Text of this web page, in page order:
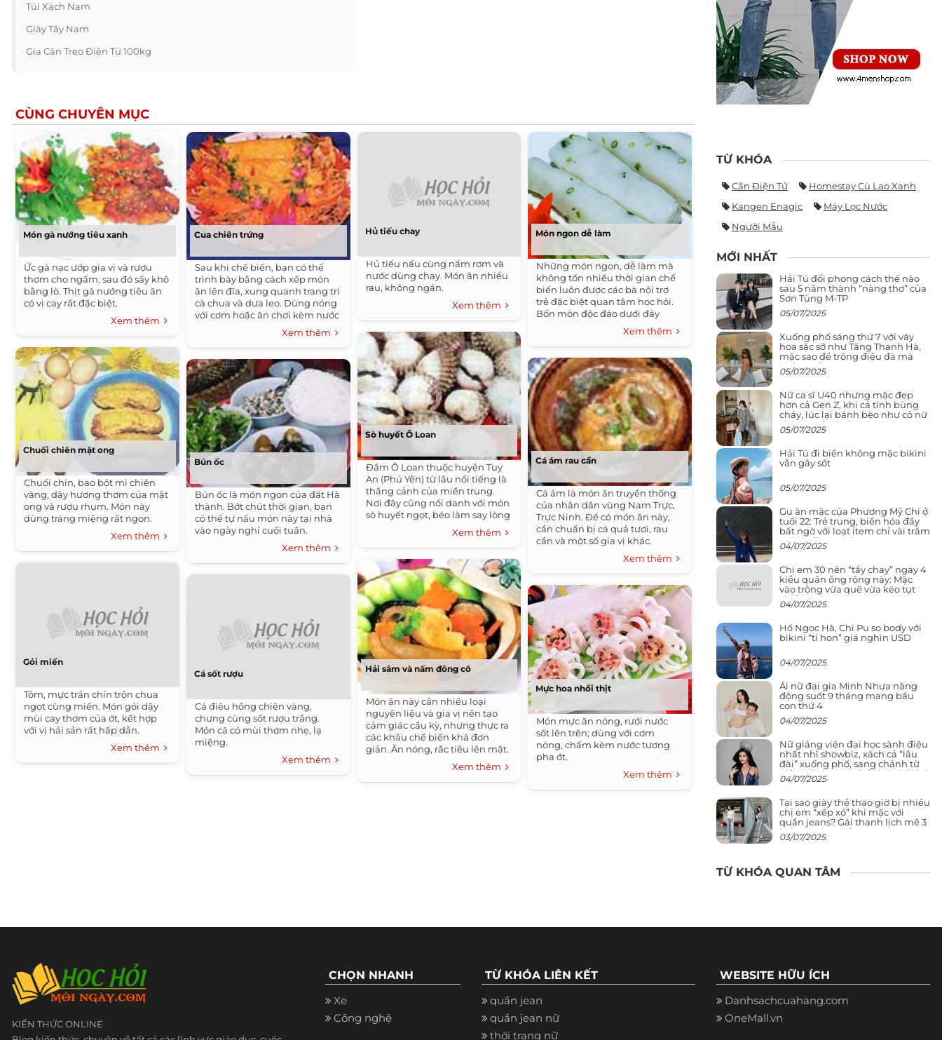
Túi Xách Nam
Giày Tây Nam
Gia Cân Treo Điện Tử 100kg
CÙNG CHUYÊN MỤC
Món gà nướng tiêu xanh
Ức gà nạc ướp gia vị và rượu
thơm cho ngấm, sau đó sấy khô
bằng lò. Thịt gà nướng tiêu ăn
có vị cay rất đặc biệt.
Xem thêm
Chuối chiên mật ong
Chuối chín, bao bột mì chiên
vàng, dậy hương thơm của mật
ong và rượu rhum. Món này
dùng tráng miệng rất ngon.
Xem thêm
Gỏi miến
Tôm, mực trần chín trộn chua
ngọt cùng miến. Món gỏi dậy
mùi cay thơm của ớt, kết hợp
với vị hải sản rất hấp dẫn.
Xem thêm
Cua chiên trứng
Sau khi chế biến, bạn có thể
trình bày bằng cách xếp món
ăn lên đĩa, xung quanh trang trí
cà chua và dưa leo. Dùng nóng
với cơm hoặc ăn chơi kèm nước
Xem thêm
Bún ốc
Bún ốc là món ngon của đất Hà
thành. Bớt chút thời gian, bạn
có thể tự nấu món này tại nhà
vào ngày nghỉ cuối tuần.
Xem thêm
Cá sốt rượu
Cá điêu hồng chiên vàng,
chưng cùng sốt rượu trắng.
Món cá có mùi thơm nhẹ, lạ
miệng.
Xem thêm
Hủ tiếu chay
Hủ tiếu nấu cùng nấm rơm và
nước dùng chay. Món ăn nhiều
rau, không ngán.
Xem thêm
Sò huyết Ô Loan
Đầm Ô Loan thuộc huyện Tuy
An (Phú Yên) từ lâu nổi tiếng là
thắng cảnh của miền trung.
Nơi đây cũng nổi danh với món
sò huyết ngọt, béo làm say lòng
Xem thêm
Hải sâm và nấm đông cô
Món ăn này cần nhiều loại
nguyên liệu và gia vị nên tạo
cảm giác cầu kỳ, nhưng thực ra
các khâu chế biến khá đơn
giản. Ăn nóng, rắc tiêu lên mặt.
Dọn kèm nước tương ớt.Xem thêm
Món ngon dễ làm
Những món ngon, dễ làm mà
không tốn nhiều thời gian chế
biến luôn được các bà nội trợ
trẻ đặc biệt quan tâm học hỏi.
Bốn món độc đáo dưới đây
chắc chắn đáp ứng đầy đủ các
yêu cầu… khó tin ấy.
Xem thêm
Cá ám rau cần
Cá ám là món ăn truyền thống
của nhân dân vùng Nam Trực,
Trực Ninh. Để có món ăn này,
cần chuẩn bị cá quả tươi, rau
cần và một số gia vị khác.
Xem thêm
Mực hoa nhồi thịt
Món mực ăn nóng, rưới nước
sốt lên trên; dùng với cơm
nóng, chấm kèm nước tương
pha ớt.
Xem thêm
TỪ KHÓA
Cân Điện Tử
Homestay Cù Lao Xanh
Kangen Enagic
Máy Lọc Nước
Người Mẫu
MỚI NHẤT
Hải Tú đổi phong cách thế nào
sau 5 năm thành “nàng thơ” của
Sơn Tùng M-TP
05/07/2025
Xuống phố sáng thứ 7 với váy
hoa sặc sỡ như Tăng Thanh Hà,
mặc sao để trông điệu đà mà
không sến
05/07/2025
Nữ ca sĩ U40 nhưng mặc đẹp
hơn cả Gen Z, khi cá tính bùng
cháy, lúc lại bánh bèo như cô nữ
chính ngôn tình
05/07/2025
Hải Tú đi biển không mặc bikini
vẫn gây sốt
05/07/2025
Gu ăn mặc của Phương Mỹ Chi ở
tuổi 22: Trẻ trung, biến hóa đầy
bất ngờ với loạt item chỉ vài trăm
nghìn đã mua được
04/07/2025
Chị em 30 nên “tẩy chay” ngay 4
kiểu quần ống rộng này: Mặc
vào trông vừa quê vừa kéo tụt
chiều cao
04/07/2025
Hồ Ngọc Hà, Chi Pu so body với
bikini “tí hon” giá nghìn USD
04/07/2025
Ái nữ đại gia Minh Nhựa năng
động suốt 9 tháng mang bầu
con thứ 4
04/07/2025
Nữ giảng viên đại học sành điệu
nhất nhì showbiz, xách cả “lâu
đài” xuống phố, sang chảnh từ
giảng đường ra phố khó ai đọ lại
04/07/2025
Tại sao giày thể thao giờ bị nhiều
chị em “xếp xó” khi mặc với
quần jeans? Gái thanh lịch mê 3
kiểu này hơn hẳn
03/07/2025
TỪ KHÓA QUAN TÂM
KIẾN THỨC ONLINE
CHỌN NHANH
Xe
Công nghệ
TỪ KHÓA LIÊN KẾT
quần jean
quần jean nữ
thời trang nữ
WEBSITE HỮU ÍCH
Danhsachcuahang.com
OneMall.vn